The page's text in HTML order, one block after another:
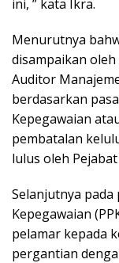
ini, ” kata Ikra.
Menurutnya
disampaikan
Auditor
berdasarkan
Kepegawaian
pembatalan
lulus oleh
Selanjutnya pada
Kepegawaian
pelamar kepada
pergantian